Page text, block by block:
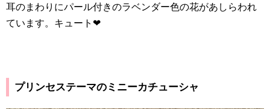
耳のまわりにパール付きのラベンダー色の花があしらわれ
ています。キュート ❤︎
プリンセステーマのミニーカチューシャ